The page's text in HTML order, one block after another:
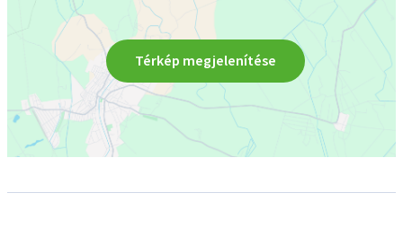
Térkép megjelenítése